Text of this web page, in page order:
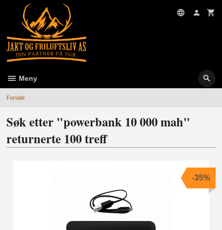
innholdet
Meny
Forside
Søk etter "powerbank 10 000 mah"
returnerte 100 treff
-35%